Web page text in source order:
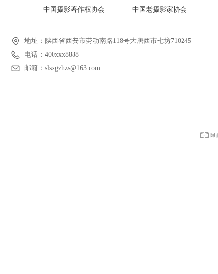
地址： 陕西省西安市劳动南路118号大唐西市七坊710245
电话： 400xxx8888
邮箱： slsxgzhzs@163.com
中国摄影著作权协会 中国老摄影家协会